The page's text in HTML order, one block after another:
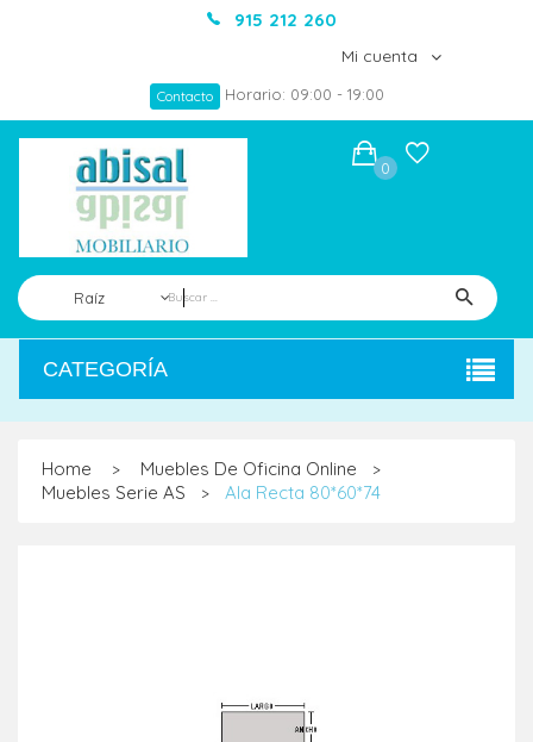
915 212 260
Mi cuenta
Contacto Horario: 09:00 - 19:00
Raíz
0
CATEGORÍA
Home > Muebles De Oficina Online >
Muebles Serie AS > Ala Recta 80*60*74